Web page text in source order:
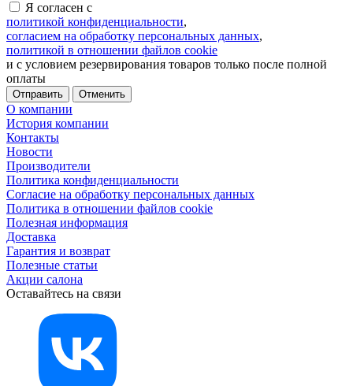
Я согласен с
политикой конфиденциальности,
согласием на обработку персональных данных,
политикой в отношении файлов cookie
и с условием резервирования товаров только после полной
оплаты
Отменить
О компании
История компании
Контакты
Новости
Производители
Политика конфиденциальности
Согласие на обработку персональных данных
Политика в отношении файлов cookie
Полезная информация
Доставка
Гарантия и возврат
Полезные статьи
Акции салона
Оставайтесь на связи